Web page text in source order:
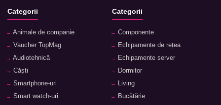
Categorii
Animale de companie
Vaucher TopMag
Audiotehnică
Căști
Smartphone-uri
Smart watch-uri
Categorii
Componente
Echipamente de rețea
Echipamente server
Dormitor
Living
Bucătărie